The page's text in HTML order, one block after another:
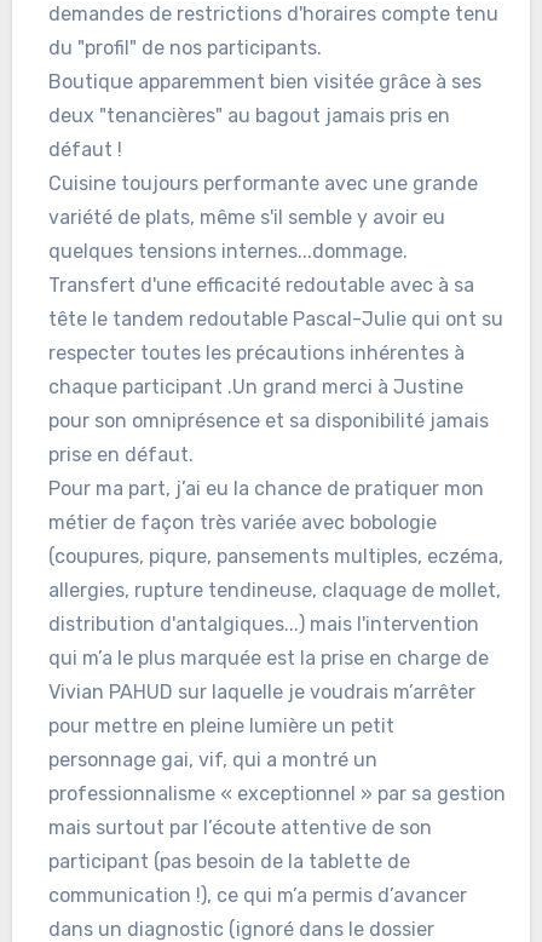
demandes de restrictions d'horaires compte tenu
du "profil" de nos participants.
Boutique apparemment bien visitée grâce à ses
deux "tenancières" au bagout jamais pris en
défaut !
Cuisine toujours performante avec une grande
variété de plats, même s'il semble y avoir eu
quelques tensions internes...dommage.
Transfert d'une efficacité redoutable avec à sa
tête le tandem redoutable Pascal-Julie qui ont su
respecter toutes les précautions inhérentes à
chaque participant .Un grand merci à Justine
pour son omniprésence et sa disponibilité jamais
prise en défaut.
Pour ma part, j’ai eu la chance de pratiquer mon
métier de façon très variée avec bobologie
(coupures, piqure, pansements multiples, eczéma,
allergies, rupture tendineuse, claquage de mollet,
distribution d'antalgiques...) mais l'intervention
qui m’a le plus marquée est la prise en charge de
Vivian PAHUD sur laquelle je voudrais m’arrêter
pour mettre en pleine lumière un petit
personnage gai, vif, qui a montré un
professionnalisme « exceptionnel » par sa gestion
mais surtout par l’écoute attentive de son
participant (pas besoin de la tablette de
communication !), ce qui m’a permis d’avancer
dans un diagnostic (ignoré dans le dossier